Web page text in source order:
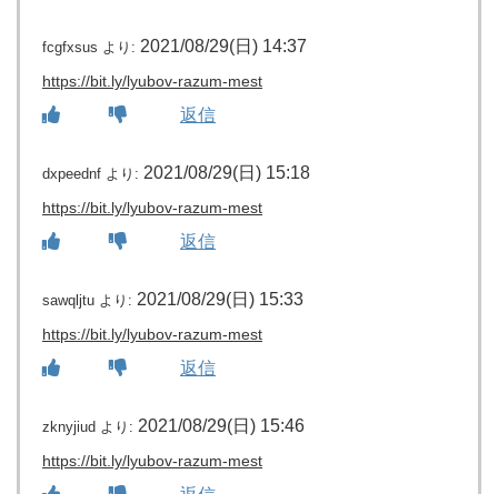
fcgfxsus より: 2021/08/29(日) 14:37
https://bit.ly/lyubov-razum-mest
返信
dxpeednf より: 2021/08/29(日) 15:18
https://bit.ly/lyubov-razum-mest
返信
sawqljtu より: 2021/08/29(日) 15:33
https://bit.ly/lyubov-razum-mest
返信
zknyjiud より: 2021/08/29(日) 15:46
https://bit.ly/lyubov-razum-mest